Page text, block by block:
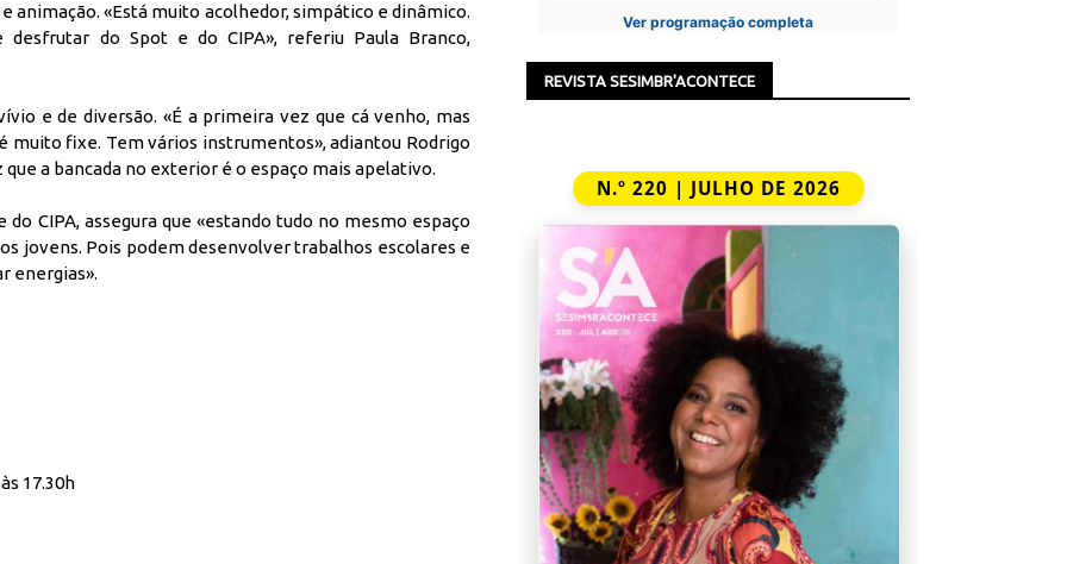
animação. «Está muito acolhedor, simpático e dinâmico.
do Spot e do CIPA», referiu Paula Branco,
e de diversão. «É a primeira vez que cá venho, mas
muito fixe. Tem vários instrumentos», adiantou Rodrigo
que a bancada no exterior é o espaço mais apelativo.
CIPA, assegura que «estando tudo no mesmo espaço
jovens. Pois podem desenvolver trabalhos escolares e
energias».
17.30h
Ver programação completa
REVISTA SESIMBR'ACONTECE
N.º 220 | JULHO DE 2026